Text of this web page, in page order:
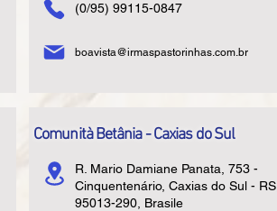
(0/95) 99115-0847
boavista@irmaspastorinhas.com.br
Comunità Betânia - Caxias do Sul
R. Mario Damiane Panata, 753 -
Cinquentenário, Caxias do Sul - RS,
95013-290, Brasile